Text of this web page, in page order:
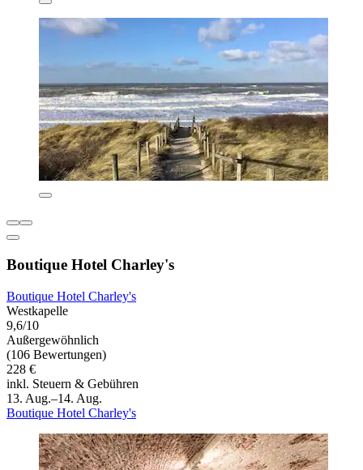
Boutique Hotel Charley's
Boutique Hotel Charley's
Westkapelle
9,6/10
Außergewöhnlich
(106 Bewertungen)
228 €
inkl. Steuern & Gebühren
13. Aug.–14. Aug.
Boutique Hotel Charley's